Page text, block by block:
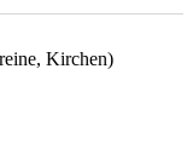
Kirchen)